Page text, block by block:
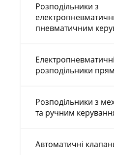
Розподільники з
пневматичним
Електропневматичні
розподільники
Розподільники з
та ручним
Автоматичні